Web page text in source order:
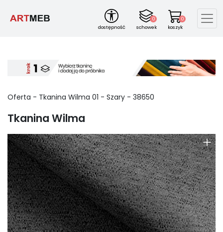
dostępność
0
schowek
0
koszyk
Oferta - Tkanina Wilma 01 - Szary - 38650
Tkanina Wilma
+